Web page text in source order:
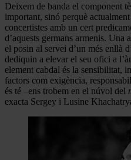
Deixem de banda el component
important, sinó perquè
concertistes amb un cert
d’aquests germans armenis. Una
el posin al servei d’un més enllà
dediquin a elevar el seu ofici a
element cabdal és la sensibilitat,
factors com exigència,
és té –ens trobem en el núvol del
exacta Sergey i Lusine